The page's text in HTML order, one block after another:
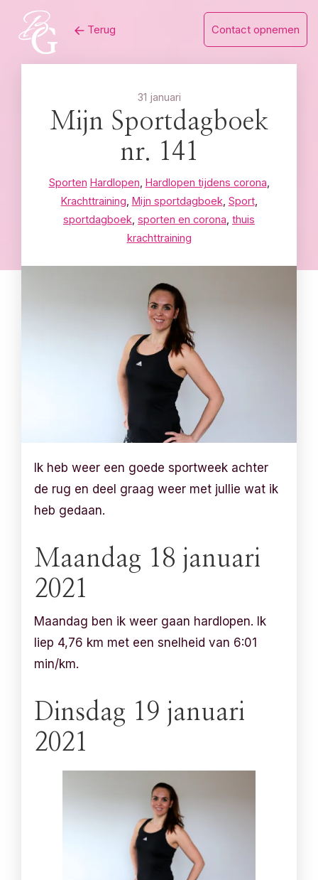
content
Terug Contact opnemen
31 januari
Mijn Sportdagboek
nr. 141
Sporten Hardlopen Hardlopen tijdens corona
Krachttraining Mijn sportdagboek Sport,
sportdagboek sporten en corona thuis
krachttraining
Ik heb weer een goede sportweek achter
de rug en deel graag weer met jullie wat ik
heb gedaan.
Maandag 18 januari
2021
Maandag ben ik weer gaan hardlopen. Ik
liep 4,76 km met een snelheid van 6:01
min/km.
Dinsdag 19 januari
2021